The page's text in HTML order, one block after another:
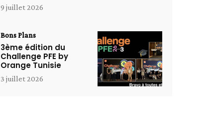
9 juillet 2026
Bons Plans
3ème édition du
Challenge PFE by
Orange Tunisie
3 juillet 2026